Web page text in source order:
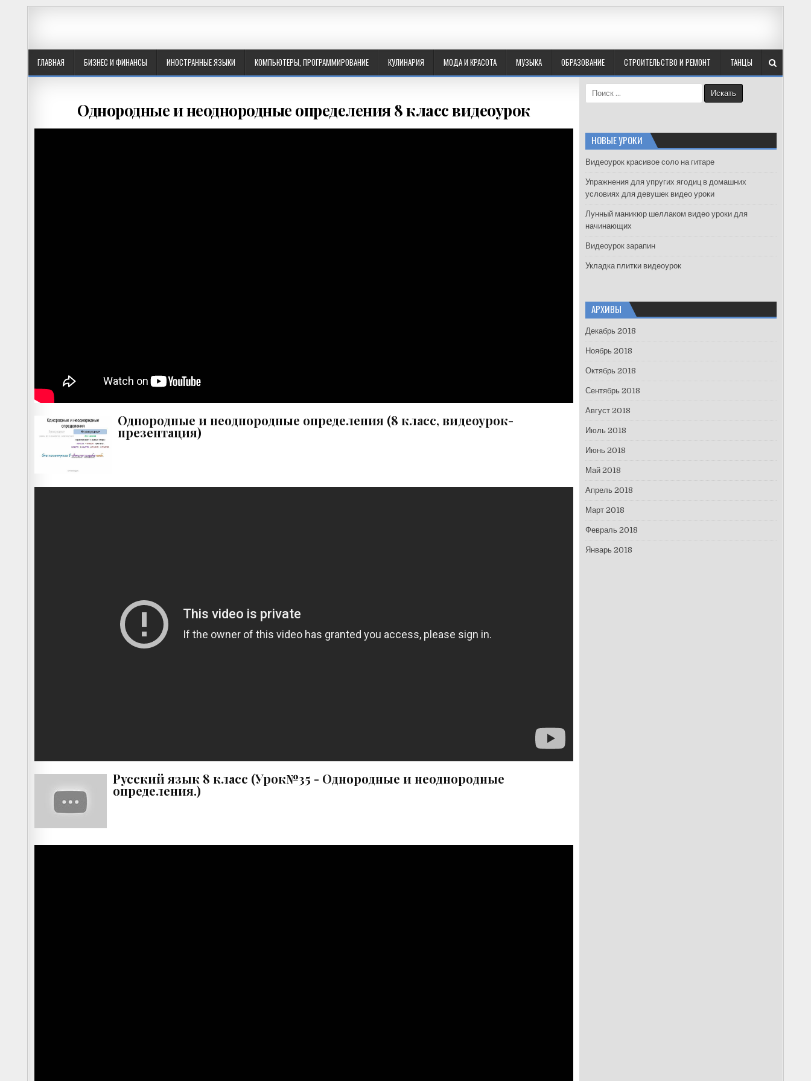
ГЛАВНАЯ БИЗНЕС И ФИНАНСЫ ИНОСТРАННЫЕ ЯЗЫКИ КОМПЬЮТЕРЫ, ПРОГРАММИРОВАНИЕ КУЛИНАРИЯ МОДА И КРАСОТА МУЗЫКА ОБРАЗОВАНИЕ СТРОИТЕЛЬСТВО И РЕМОНТ ТАНЦЫ
Однородные и неоднородные определения 8 класс видеоурок
Однородные и неоднородные определения (8 класс, видеоурок-
презентация)
Русский язык 8 класс (Урок№35 - Однородные и неоднородные
определения.)
e
h
f
r
:
НОВЫЕ УРОКИ
Видеоурок красивое соло на гитаре
Упражнения для упругих ягодиц в домашних
условиях для девушек видео уроки
Лунный маникюр шеллаком видео уроки для
начинающих
Видеоурок зарапин
Укладка плитки видеоурок
АРХИВЫ
Декабрь 2018
Ноябрь 2018
Октябрь 2018
Сентябрь 2018
Август 2018
Июль 2018
Июнь 2018
Май 2018
Апрель 2018
Март 2018
Февраль 2018
Январь 2018